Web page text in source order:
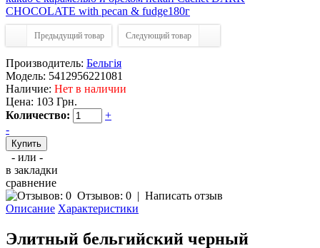
Предыдущий товар Следующий товар
Производитель: Бельгія
Модель: 5412956221081
Наличие: Нет в наличии
Цена: 103 Грн.
Количество:
+
-
- или -
в закладки
сравнение
Отзывов: 0 | Написать отзыв
Описание Характеристики
Элитный бельгийский черный